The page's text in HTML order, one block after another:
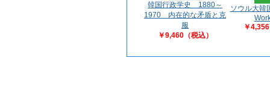
韓国行政学史 1880～
1970 内在的な矛盾と克
服
￥9,460（税込）
ソウル大韓
￥